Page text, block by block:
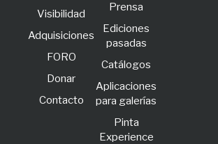
Visibilidad
Adquisiciones
FORO
Donar
Contacto
Prensa
Ediciones
pasadas
Catálogos
Aplicaciones
para galerías
Pinta
Experience